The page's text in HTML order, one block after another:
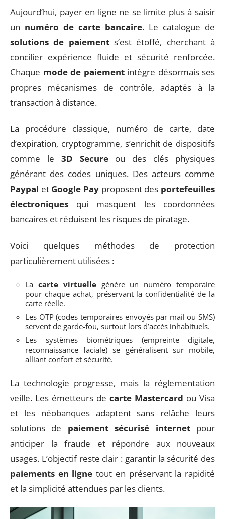
Aujourd’hui, payer en ligne ne se limite plus à saisir
un numéro de carte bancaire. Le catalogue de
solutions de paiements’est étoffé, cherchant à
concilier expérience fluide et sécurité renforcée.
Chaque mode de paiementintègre désormais ses
propres mécanismes de contrôle, adaptés à la
transaction à distance.
La procédure classique, numéro de carte, date
d’expiration, cryptogramme, s’enrichit de dispositifs
comme le 3D Secureou des clés physiques
générant des codes uniques. Des acteurs comme
Paypal et Google Pay proposent des portefeuilles
électroniques qui masquent les coordonnées
bancaires et réduisent les risques de piratage.
Voici quelques méthodes de protection
particulièrement utilisées :
La carte virtuellegénère un numéro temporaire
pour chaque achat, préservant la confidentialité de la
carte réelle.
Les OTP (codes temporaires envoyés par mail ou SMS)
servent de garde-fou, surtout lors d’accès inhabituels.
Les systèmes biométriques (empreinte digitale,
reconnaissance faciale) se généralisent sur mobile,
alliant confort et sécurité.
La technologie progresse, mais la réglementation
veille. Les émetteurs de carte Mastercard ou Visa
et les néobanques adaptent sans relâche leurs
solutions de paiement sécurisé internetpour
anticiper la fraude et répondre aux nouveaux
usages. L’objectif reste clair : garantir la sécurité des
paiements en ligne tout en préservant la rapidité
et la simplicité attendues par les clients.